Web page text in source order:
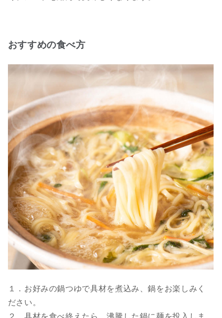
おすすめの食べ方
１．お好みの鍋つゆで具材を煮込み、鍋をお楽しみく
ださい。
２．具材を食べ終えたら、沸騰した鍋に麺を投入しま